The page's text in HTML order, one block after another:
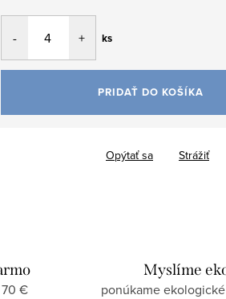
Jednotková
ks
PRIDAŤ DO KOŠÍKA
Opýtať sa Strážiť
€
Myslíme
ponúkame